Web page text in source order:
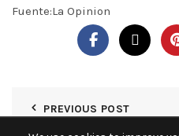
Fuente:La Opinion
PREVIOUS POST